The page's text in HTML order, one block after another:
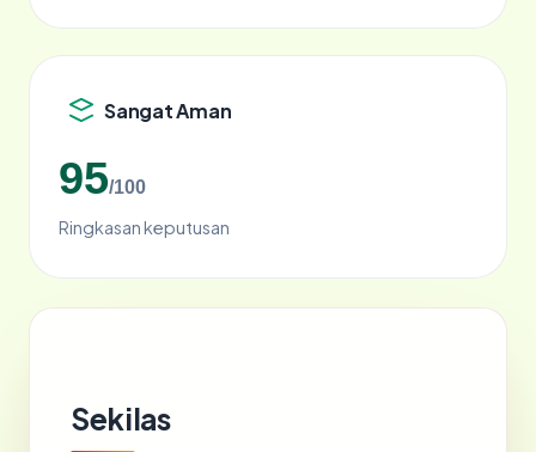
Sangat Aman
95/100
Ringkasan keputusan
Sekilas